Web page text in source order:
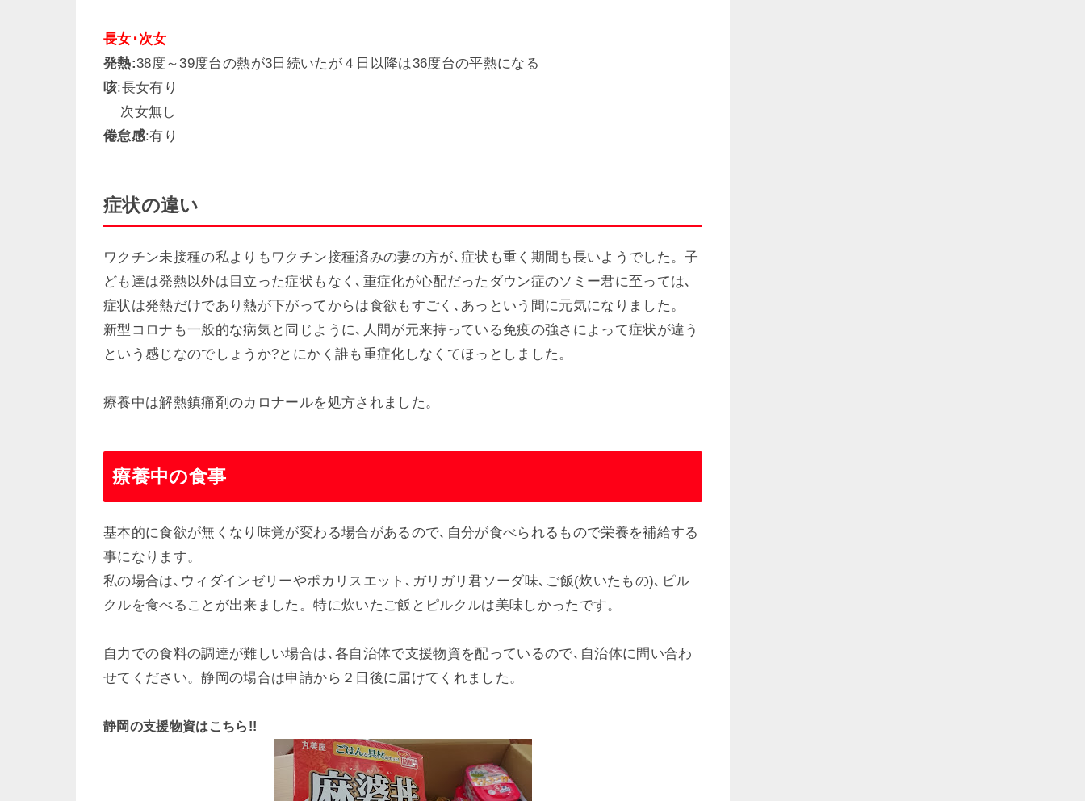
長女･次女
発熱:38度～39度台の熱が3日続いたが４日以降は36度台の平熱になる
咳:長女有り
次女無し
倦怠感:有り
症状の違い
ワクチン未接種の私よりもワクチン接種済みの妻の方が､症状も重く期間も長いようでした。子
ども達は発熱以外は目立った症状もなく､重症化が心配だったダウン症のソミー君に至っては､
症状は発熱だけであり熱が下がってからは食欲もすごく､あっという間に元気になりました。
新型コロナも一般的な病気と同じように､人間が元来持っている免疫の強さによって症状が違う
という感じなのでしょうか?とにかく誰も重症化しなくてほっとしました。
療養中は解熱鎮痛剤のカロナールを処方されました。
療養中の食事
基本的に食欲が無くなり味覚が変わる場合があるので､自分が食べられるもので栄養を補給する
事になります。
私の場合は､ウィダインゼリーやポカリスエット､ガリガリ君ソーダ味､ご飯(炊いたもの)､ピル
クルを食べることが出来ました。特に炊いたご飯とピルクルは美味しかったです。
自力での食料の調達が難しい場合は､各自治体で支援物資を配っているので､自治体に問い合わ
せてください。静岡の場合は申請から２日後に届けてくれました。
静岡の支援物資はこちら!!